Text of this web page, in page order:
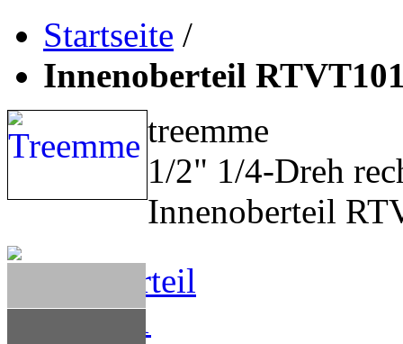
Startseite /
Innenoberteil
treemme
1/2" 1/4-Dreh
Innenoberteil